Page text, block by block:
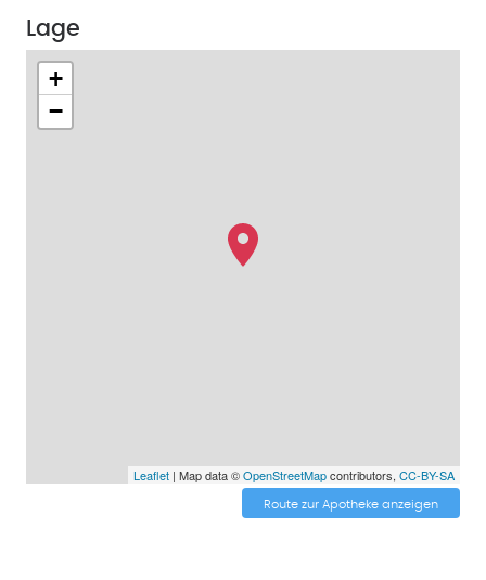
Lage
+
−
Leaflet| Map data ©OpenStreetMapcontributors, CC-BY-SA
Route zur Apotheke anzeigen